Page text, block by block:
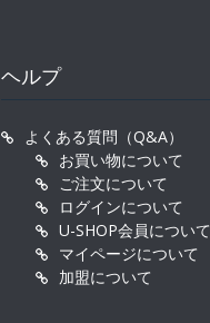
ヘルプ
よくある質問（Q&A）
お買い物について
ご注文について
ログインについて
U-SHOP会員について
マイページについて
加盟について